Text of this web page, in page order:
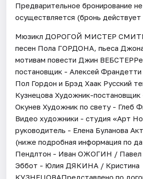
Предварительное бронирование не
осуществляется (бронь действует
Мюзикл ДОРОГОЙ МИСТЕР
песен Пола ГОРДОНА, пьеса
мотивам повести Джин
постановщик - Алексей
Пол Гордон и Брэд Хаак Русский
Кузнецова Художник-постановщик
Окунев Художник по свету - Глеб
Видео художники - студия «Арт
руководитель - Елена Буланова
(ниже подробная информация по
Пендлтон - Иван ОЖОГИН /
Эббот - Юлия ДЯКИНА / Кристина
КУЗНЕЦОВАПредставлено по